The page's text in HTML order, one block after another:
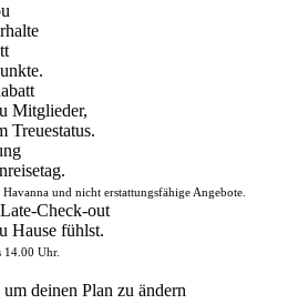
Mitglieder,
Treuestatus.
und nicht erstattungsfähige Angebote.
Check-out
Hause fühlst.
14.00 Uhr.
deinen Plan zu ändern